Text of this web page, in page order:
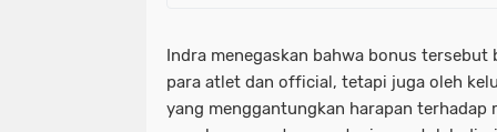
Indra menegaskan bahwa bonus
para atlet dan official, tetapi juga oleh
yang menggantungkan harapan terhadap